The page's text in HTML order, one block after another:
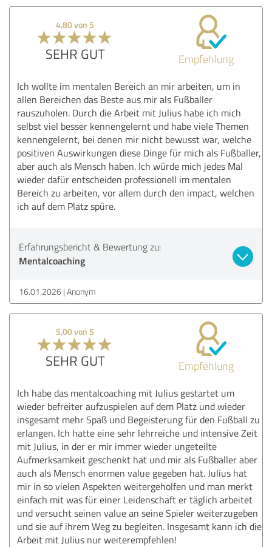
4,80 von 5
SEHR GUT Empfehlung
Ich wollte im mentalen Bereich an mir arbeiten, um in
allen Bereichen das Beste aus mir als Fußballer
rauszuholen. Durch die Arbeit mit Julius habe ich mich
selbst viel besser kennengelernt und habe viele Themen
kennengelernt, bei denen mir nicht bewusst war, welche
positiven Auswirkungen diese Dinge für mich als Fußballer,
aber auch als Mensch haben. Ich würde mich jedes Mal
wieder dafür entscheiden professionell im mentalen
Bereich zu arbeiten, vor allem durch den impact, welchen
ich auf dem Platz spüre.
Erfahrungsbericht & Bewertung zu:
Mentalcoaching
16.01.2026 Anonym
5,00 von 5
SEHR GUT Empfehlung
Ich habe das mentalcoaching mit Julius gestartet um
wieder befreiter aufzuspielen auf dem Platz und wieder
insgesamt mehr Spaß und Begeisterung für den Fußball zu
erlangen. Ich hatte eine sehr lehrreiche und intensive Zeit
mit Julius, in der er mir immer wieder ungeteilte
Aufmerksamkeit geschenkt hat und mir als Fußballer aber
auch als Mensch enormen value gegeben hat. Julius hat
mir in so vielen Aspekten weitergeholfen und man merkt
einfach mit was für einer Leidenschaft er täglich arbeitet
und versucht seinen value an seine Spieler weiterzugeben
und sie auf ihrem Weg zu begleiten. Insgesamt kann ich die
Arbeit mit Julius nur weiterempfehlen!